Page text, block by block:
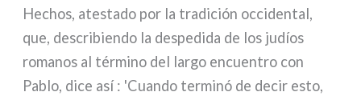
Hechos, ate­sta­do por la tra­di­ción occi­den­tal,
que, descri­bien­do la despe­di­da de los judíos
roma­nos al tér­mi­no del lar­go encuen­tro con
Pablo, dice así : 'Cuando ter­mi­nó de decir esto,